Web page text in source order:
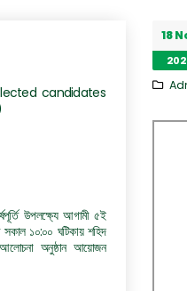
candidates
উপলক্ষ্যে আগামী ৫ই
১০:০০ ঘটিকায় শহিদ
অনুষ্ঠান আয়োজন
18